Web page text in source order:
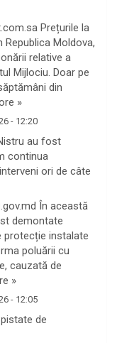
Prețurile la
Republica Moldova,
relative a
Mijlociu. Doar pe
din
»
- 12:20
au fost
continua
ori de câte
În această
demontate
protecție instalate
poluării cu
cauzată de
»
- 12:05
de